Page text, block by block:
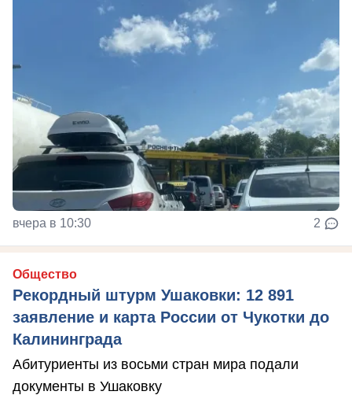
вчера в 10:30 2
Общество
Рекордный штурм Ушаковки: 12 891
заявление и карта России от Чукотки до
Калининграда
Абитуриенты из восьми стран мира подали
документы в Ушаковку